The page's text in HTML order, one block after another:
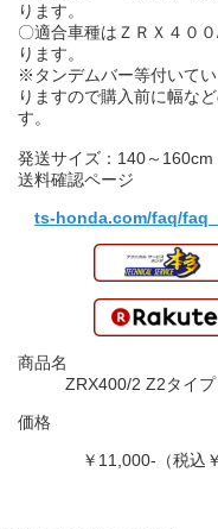
ります。
〇適合車種はＺＲＸ４０
ります。
※タンデムバー等付いて
りますので購入前に幅な
す。
発送サイズ：140～160cm
送料確認ページ
ts-honda.com/faq/
商品名
ZRX400/2 Z2タイ
価格
￥11,000-（税込